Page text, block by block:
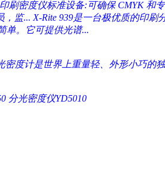
刷密度仪标准设备:可确保 CMYK 和
，监... X-Rite 939是一台极优质的印刷
单。它可提供光谱...
密度计是世界上重量轻、外形小巧的
分光密度仪YD5010